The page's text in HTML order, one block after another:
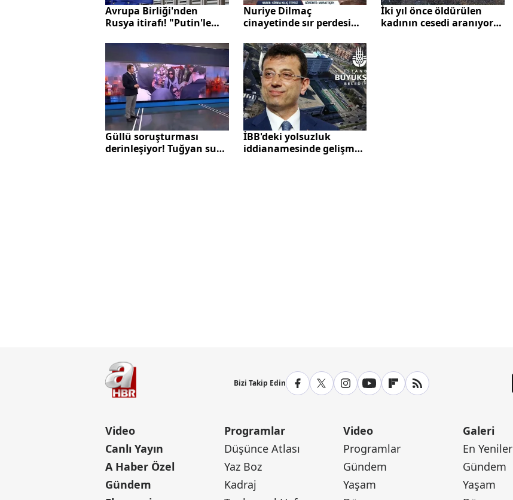
Avrupa Birliği'nden
Rusya itirafı! "Putin'le
kalacağız"
Nuriye Dilmaç
cinayetinde sır perdesi
nasıl tuzak kurdu?
İki yıl önce öldürülen
kadının cesedi aranıyor!
Güllü soruşturması
derinleşiyor! Tuğyan suçu
İBB'deki yolsuzluk
iddianamesinde gelişme:
Bizi Takip Edin
Video
Canlı Yayın
A Haber Özel
Gündem
Programlar
Düşünce Atlası
Yaz Boz
Kadraj
Video
Programlar
Gündem
Yaşam
Galeri
En Yeniler
Gündem
Yaşam